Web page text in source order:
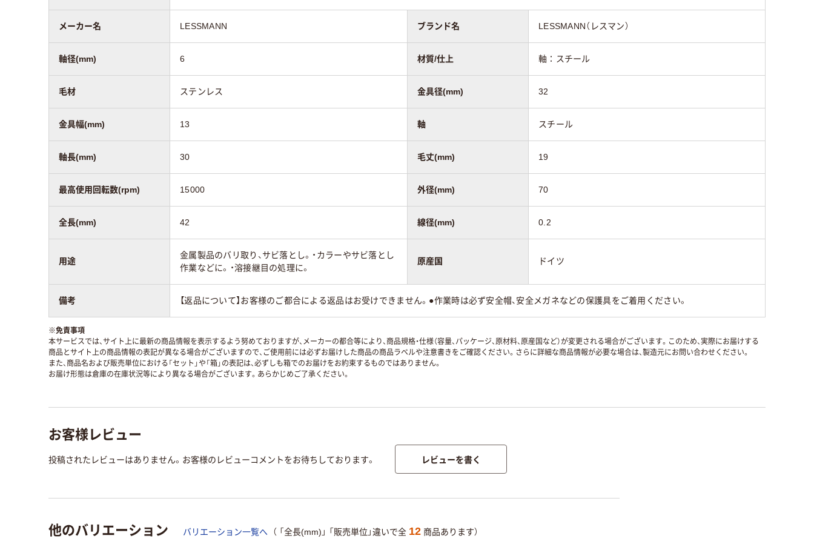
メーカー名 LESSMANN ブランド名 LESSMANN（レスマン）
軸径(mm) 6 材質/仕上 軸：スチール
毛材 ステンレス 金具径(mm) 32
金具幅(mm) 13 軸 スチール
軸長(mm) 30 毛丈(mm) 19
最高使用回転数(rpm) 15000 外径(mm) 70
全長(mm) 42 線径(mm) 0.2
用途
金属製品のバリ取り、サビ落とし。・カラーやサビ落とし
作業などに。・溶接継目の処理に。
原産国 ドイツ
備考 【返品について】お客様のご都合による返品はお受けできません。●作業時は必ず安全帽、安全メガネなどの保護具をご着用ください。
※免責事項
本サービスでは、サイト上に最新の商品情報を表示するよう努めておりますが、メーカーの都合等により、商品規格・仕様（容量、パッケージ、原材料、原産国など）が変更される場合がございます。このため、実際にお届けする
商品とサイト上の商品情報の表記が異なる場合がございますので、ご使用前には必ずお届けした商品の商品ラベルや注意書きをご確認ください。さらに詳細な商品情報が必要な場合は、製造元にお問い合わせください。
また、商品名および販売単位における「セット」や「箱」の表記は、必ずしも箱でのお届けをお約束するものではありません。
お届け形態は倉庫の在庫状況等により異なる場合がございます。あらかじめご了承ください。
お客様レビュー
投稿されたレビューはありません。お客様のレビューコメントをお待ちしております。 レビューを書く
他のバリエーション バリエーション一覧へ （ 「全長(mm)」 「販売単位」違いで全 12 商品あります）